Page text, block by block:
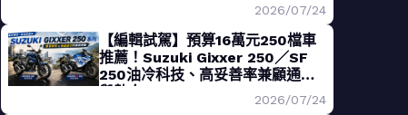
2026/07/24
【編輯試駕】預算16萬元250檔車
推薦！Suzuki Gixxer 250／SF
250油冷科技、高妥善率兼顧通勤
與熱血
2026/07/24